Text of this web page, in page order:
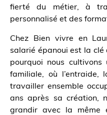
fierté du métier, à
personnalisé et des
Chez Bien vivre en
salarié épanoui est la clé
pourquoi nous
familiale, où
travailler ensemble
ans après sa création,
grandir avec la même